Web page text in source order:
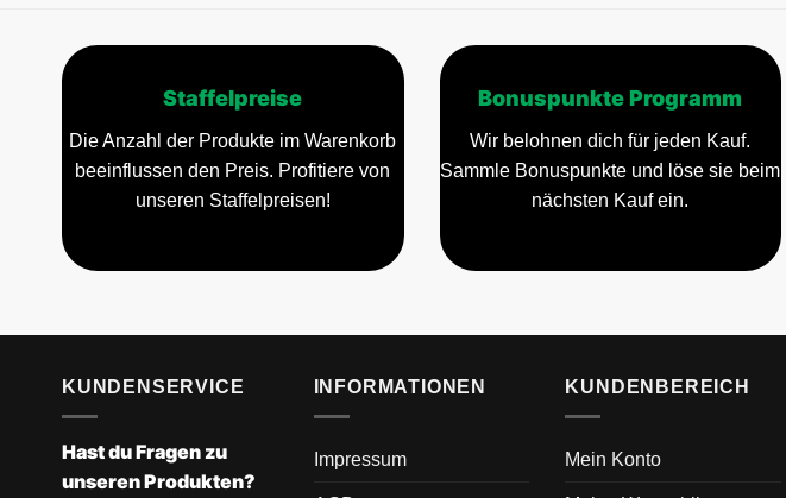
Staffelpreise
Die Anzahl der Produkte im Warenkorb
beeinflussen den Preis. Profitiere von
unseren Staffelpreisen!
Bonuspunkte Programm
Wir belohnen dich für jeden Kauf.
Sammle Bonuspunkte und löse sie beim
nächsten Kauf ein.
KUNDENSERVICE
Hast du Fragen zu
unseren Produkten?
INFORMATIONEN
Impressum
KUNDENBEREICH
Mein Konto